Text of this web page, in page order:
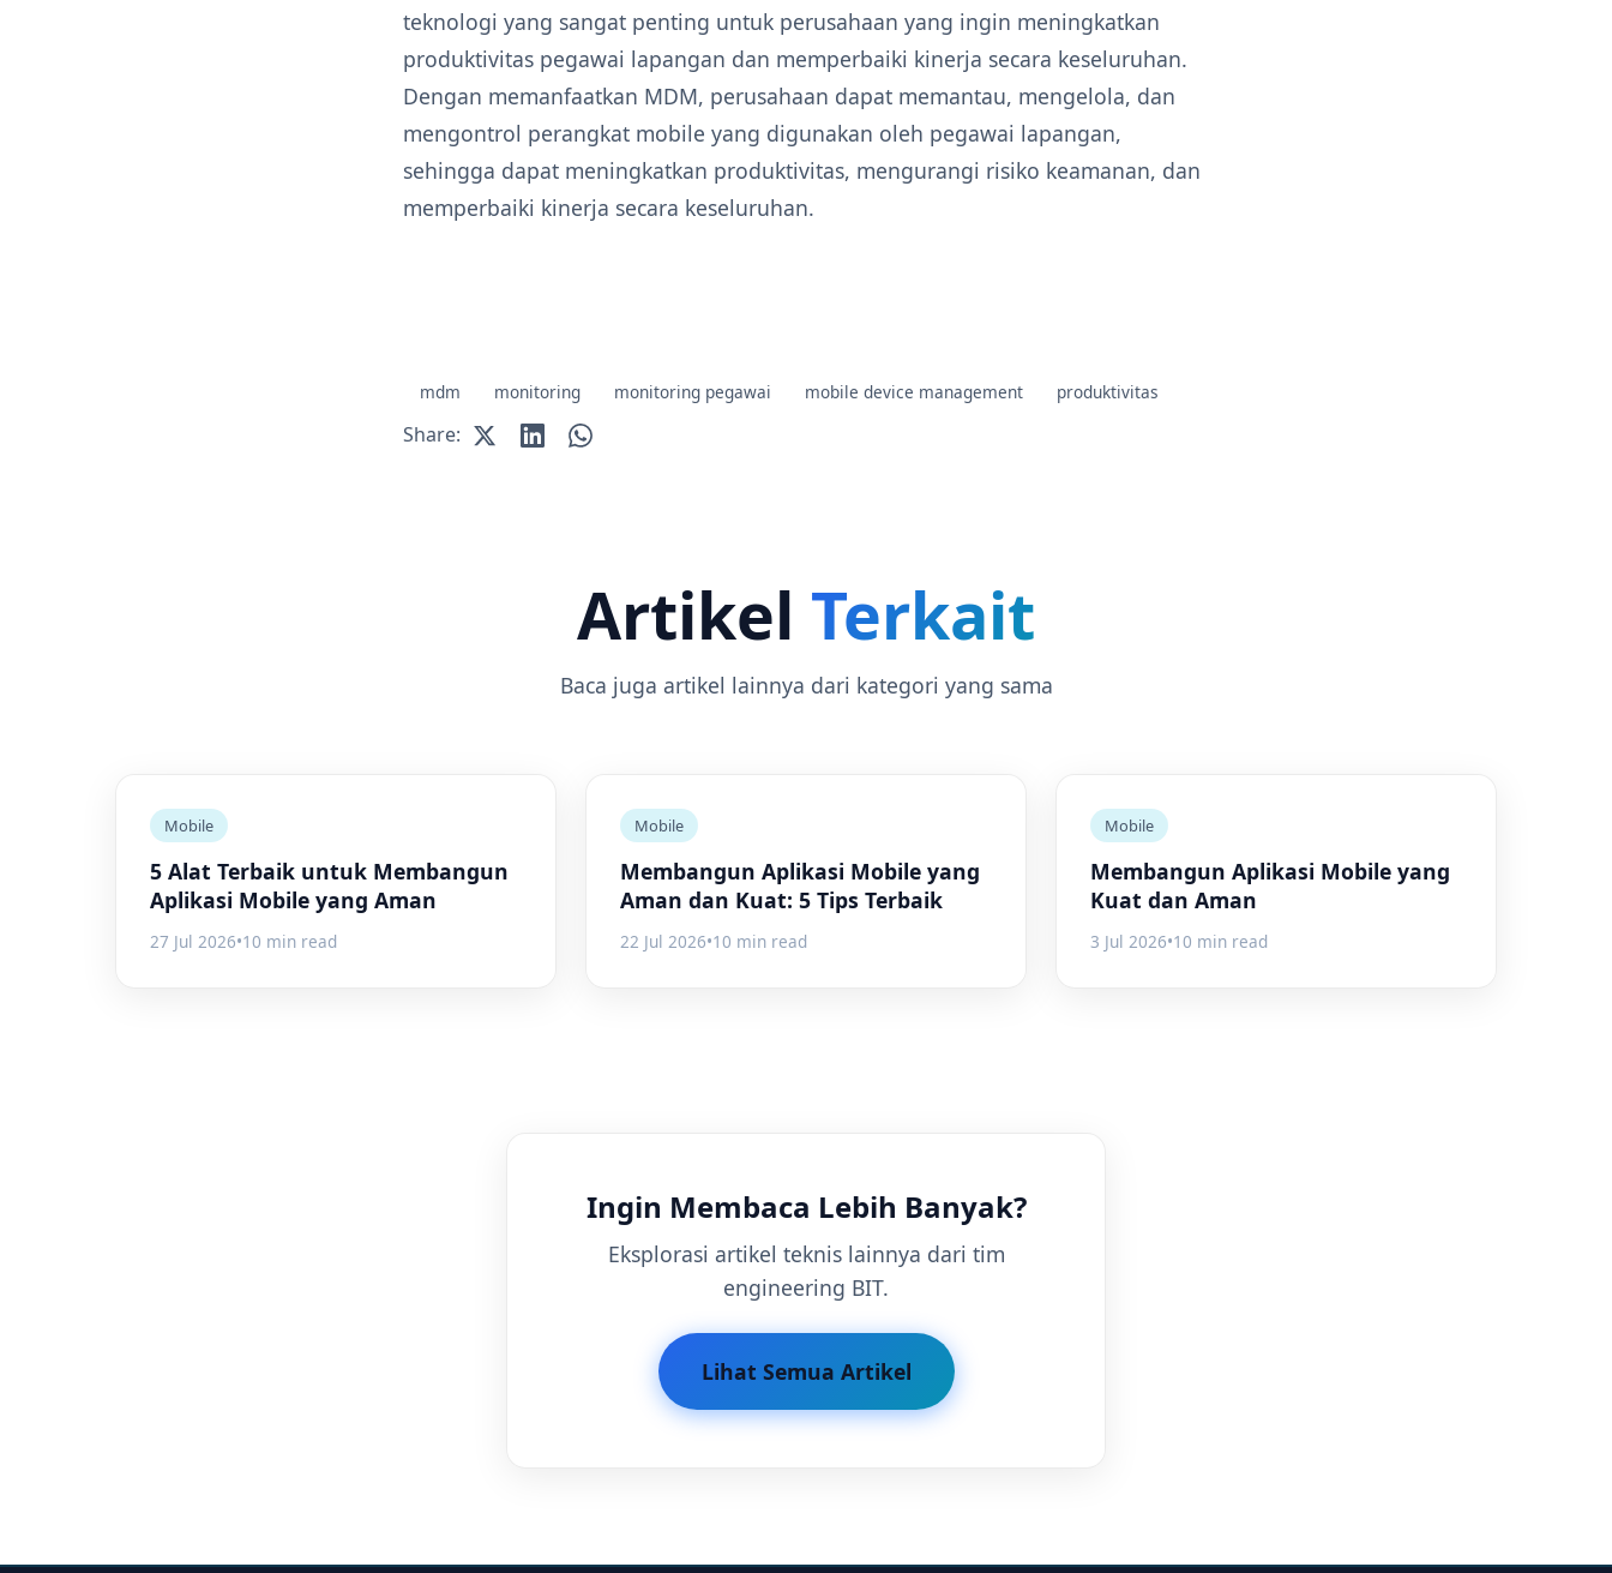
teknologi yang sangat penting untuk perusahaan yang ingin meningkatkan
produktivitas pegawai lapangan dan memperbaiki kinerja secara keseluruhan.
Dengan memanfaatkan MDM, perusahaan dapat memantau, mengelola, dan
mengontrol perangkat mobile yang digunakan oleh pegawai lapangan,
sehingga dapat meningkatkan produktivitas, mengurangi risiko keamanan, dan
memperbaiki kinerja secara keseluruhan.
mdm monitoring monitoring pegawai mobile device management produktivitas
Share:
Artikel Terkait
Baca juga artikel lainnya dari kategori yang sama
Mobile
5 Alat Terbaik untuk Membangun
Aplikasi Mobile yang Aman
27 Jul 2026•10 min read
Mobile
Membangun Aplikasi Mobile yang
Aman dan Kuat: 5 Tips Terbaik
22 Jul 2026•10 min read
Mobile
Membangun Aplikasi Mobile yang
Kuat dan Aman
3 Jul 2026•10 min read
Ingin Membaca Lebih Banyak?
Eksplorasi artikel teknis lainnya dari tim
engineering BIT.
Lihat Semua Artikel